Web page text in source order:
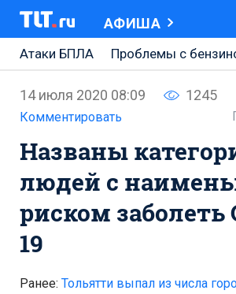
АФИША
Атаки БПЛА
Проблемы с
Ремонт Центральной площади
Ремонт Обводного шоссе
Набережная Тольятти
Неделя Тольятти
14 июля 2020 08:09 1245
Комментировать
Названы
людей с
риском заболеть
19
Ранее: Тольятти выпал из числа